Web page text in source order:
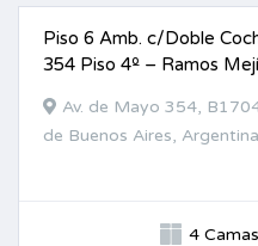
Piso 6 Amb. c/Doble
354 Piso 4º – Ramos
Av. de Mayo 354,
de Buenos Aires, Argentina
4 Camas